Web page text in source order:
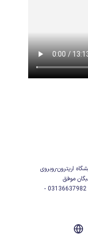
اریترون-روبروی
موفق
03136624375 - 03136612617 - 03136637982 -